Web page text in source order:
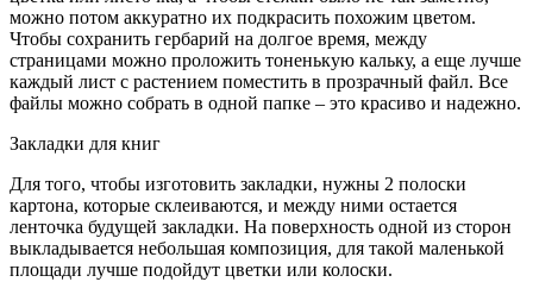
можно потом аккуратно их подкрасить похожим цветом.
Чтобы сохранить гербарий на долгое время, между
страницами можно проложить тоненькую кальку, а еще лучше
каждый лист с растением поместить в прозрачный файл. Все
файлы можно собрать в одной папке – это красиво и надежно.
Закладки для книг
Для того, чтобы изготовить закладки, нужны 2 полоски
картона, которые склеиваются, и между ними остается
ленточка будущей закладки. На поверхность одной из сторон
выкладывается небольшая композиция, для такой маленькой
площади лучше подойдут цветки или колоски.